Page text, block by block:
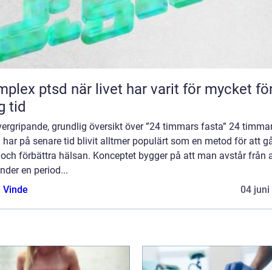
när livet har varit för mycket för
tid
grundlig översikt över ”24 timmars fasta” 24
på senare tid blivit alltmer populärt som en metod för att
förbättra hälsan. Konceptet bygger på att man avstår från
en period...
Vinde
04 juni